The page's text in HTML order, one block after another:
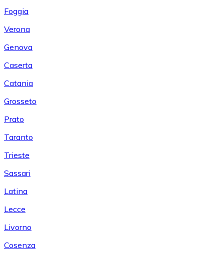
Foggia
Verona
Genova
Caserta
Catania
Grosseto
Prato
Taranto
Trieste
Sassari
Latina
Lecce
Livorno
Cosenza